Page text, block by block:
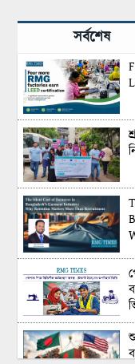
Matters More
Recruitment
সর্বশেষ